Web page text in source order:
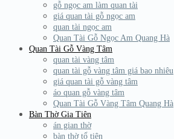
gỗ ngọc am làm quan tài
giá quan tài gỗ ngọc am
quan tài ngọc am
Quan Tài Gỗ Ngọc Am Quang Hà
Quan Tài Gỗ Vàng Tâm
quan tài vàng tâm
quan tài gỗ vàng tâm giá bao nhiêu
giá quan tài gỗ vàng tâm
áo quan gỗ vàng tâm
Quan Tài Gỗ Vàng Tâm Quang Hà
Bàn Thờ Gia Tiên
án gian thờ
bàn thờ tổ tiên